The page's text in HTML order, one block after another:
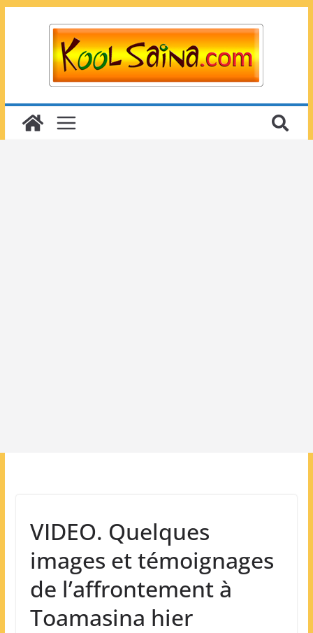
VIDEO. Quelques
images et témoignages
de l’affrontement à
Toamasina hier